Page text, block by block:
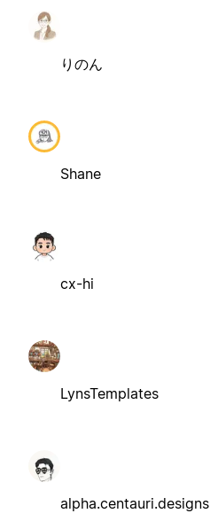
りのん
Shane
cx-hi
LynsTemplates
alpha.centauri.designs